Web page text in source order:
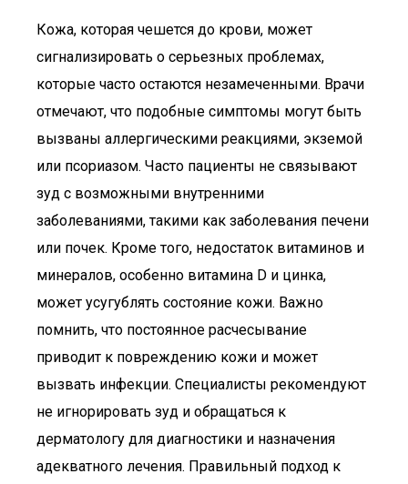
Кожа, которая чешется до крови, может
сигнализировать о серьезных проблемах,
которые часто остаются незамеченными. Врачи
отмечают, что подобные симптомы могут быть
вызваны аллергическими реакциями, экземой
или псориазом. Часто пациенты не связывают
зуд с возможными внутренними
заболеваниями, такими как заболевания печени
или почек. Кроме того, недостаток витаминов и
минералов, особенно витамина D и цинка,
может усугублять состояние кожи. Важно
помнить, что постоянное расчесывание
приводит к повреждению кожи и может
вызвать инфекции. Специалисты рекомендуют
не игнорировать зуд и обращаться к
дерматологу для диагностики и назначения
адекватного лечения. Правильный подход к